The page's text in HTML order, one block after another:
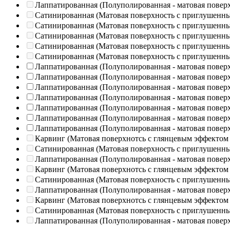
Лаппатированная (Полуполированная - матовая
Сатинированная (Матовая поверхность с
Сатинированная (Матовая поверхность с
Сатинированная (Матовая поверхность с
Сатинированная (Матовая поверхность с
Сатинированная (Матовая поверхность с
Лаппатированная (Полуполированная - матовая
Лаппатированная (Полуполированная - матовая
Лаппатированная (Полуполированная - матовая
Лаппатированная (Полуполированная - матовая
Лаппатированная (Полуполированная - матовая
Лаппатированная (Полуполированная - матовая
Лаппатированная (Полуполированная - матовая
Карвинг (Матовая поверхнотсь с глянцевым эффектом
Сатинированная (Матовая поверхность с
Лаппатированная (Полуполированная - матовая
Карвинг (Матовая поверхнотсь с глянцевым эффектом
Сатинированная (Матовая поверхность с
Лаппатированная (Полуполированная - матовая
Карвинг (Матовая поверхнотсь с глянцевым эффектом
Сатинированная (Матовая поверхность с
Лаппатированная (Полуполированная - матовая